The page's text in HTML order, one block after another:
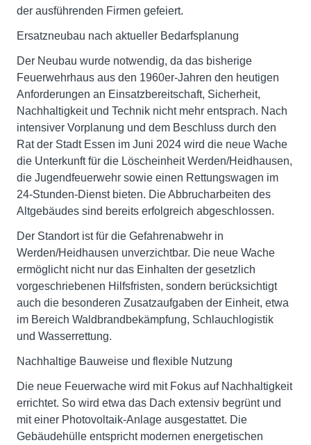
der ausführenden Firmen gefeiert.
Ersatzneubau nach aktueller Bedarfsplanung
Der Neubau wurde notwendig, da das bisherige
Feuerwehrhaus aus den 1960er-Jahren den heutigen
Anforderungen an Einsatzbereitschaft, Sicherheit,
Nachhaltigkeit und Technik nicht mehr entsprach. Nach
intensiver Vorplanung und dem Beschluss durch den
Rat der Stadt Essen im Juni 2024 wird die neue Wache
die Unterkunft für die Löscheinheit Werden/Heidhausen,
die Jugendfeuerwehr sowie einen Rettungswagen im
24-Stunden-Dienst bieten. Die Abbrucharbeiten des
Altgebäudes sind bereits erfolgreich abgeschlossen.
Der Standort ist für die Gefahrenabwehr in
Werden/Heidhausen unverzichtbar. Die neue Wache
ermöglicht nicht nur das Einhalten der gesetzlich
vorgeschriebenen Hilfsfristen, sondern berücksichtigt
auch die besonderen Zusatzaufgaben der Einheit, etwa
im Bereich Waldbrandbekämpfung, Schlauchlogistik
und Wasserrettung.
Nachhaltige Bauweise und flexible Nutzung
Die neue Feuerwache wird mit Fokus auf Nachhaltigkeit
errichtet. So wird etwa das Dach extensiv begrünt und
mit einer Photovoltaik-Anlage ausgestattet. Die
Gebäudehülle entspricht modernen energetischen